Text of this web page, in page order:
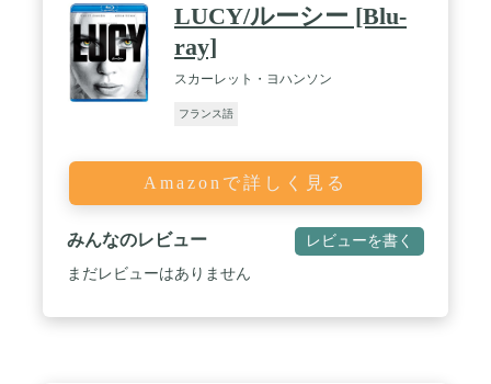
LUCY/ルーシー [Blu-
ray]
スカーレット・ヨハンソン
フランス語
Amazonで詳しく見る
みんなのレビュー レビューを書く
まだレビューはありません